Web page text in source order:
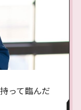
って臨んだ